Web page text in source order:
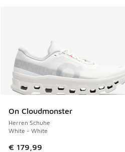
On Cloudmonster
Herren Schuhe
White - White
€ 179,99